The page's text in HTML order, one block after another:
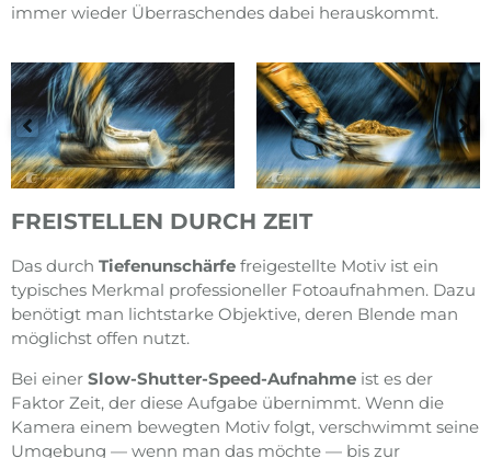
immer wieder Überraschendes dabei herauskommt.
FREISTELLEN DURCH ZEIT
Das durch Tiefenunschärfe freigestellte Motiv ist ein
typisches Merkmal professioneller Fotoaufnahmen. Dazu
benötigt man lichtstarke Objektive, deren Blende man
möglichst offen nutzt.
Bei einer Slow-Shutter-Speed-Aufnahme ist es der
Faktor Zeit, der diese Aufgabe übernimmt. Wenn die
Kamera einem bewegten Motiv folgt, verschwimmt seine
Umgebung — wenn man das möchte — bis zur